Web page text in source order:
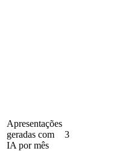
Apresentações
geradas com
IA por mês
3